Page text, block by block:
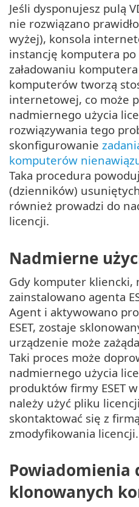
Jeśli dysponujesz pulą
nie rozwiązano
wyżej), konsola
instancję komputera
załadowaniu
komputerów tworzą
internetowej, co może
nadmiernego użycia
rozwiązywania tego
skonfigurowanie
komputerów
Taka procedura
(dzienników)
również prowadzi do
licencji.
Nadmierne
Gdy komputer kliencki,
zainstalowano agenta
Agent i aktywowano
ESET, zostaje
urządzenie może
Taki proces może
nadmiernego użycia
produktów firmy ESET
należy użyć pliku
skontaktować się z
zmodyfikowania licencji.
Powiadomienia
klonowanych